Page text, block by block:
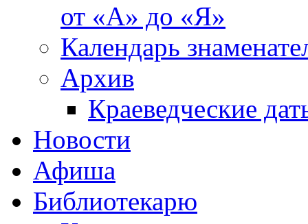
от «А» до «Я»
Календарь
Архив
Краеведческие
Новости
Афиша
Библиотекарю